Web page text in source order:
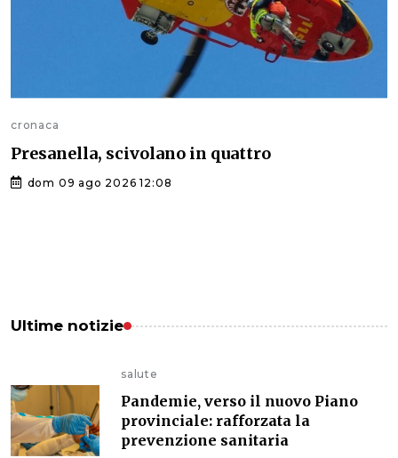
cronaca
Presanella, scivolano in quattro
dom 09 ago 2026 12:08
Ultime notizie
salute
Pandemie, verso il nuovo Piano
provinciale: rafforzata la
prevenzione sanitaria